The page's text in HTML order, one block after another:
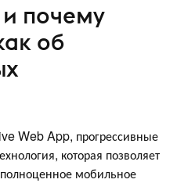
и почему
об
Web App, прогрессивные
которая позволяет
мобильное